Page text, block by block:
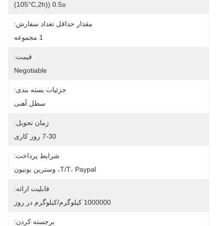
≤0.5 ((105°C,2h)
مقدار حداقل تعداد سفارش:
1 مجموعه
قیمت:
Negotiable
جزئیات بسته بندی:
سطل آهنی
زمان تحویل:
7-30 روز کاری
شرایط پرداخت:
T/T، Paypal، وسترین یونیون
قابلیت ارائه:
1000000 کیلوگرم/کیلوگرم در روز
برجسته کردن: